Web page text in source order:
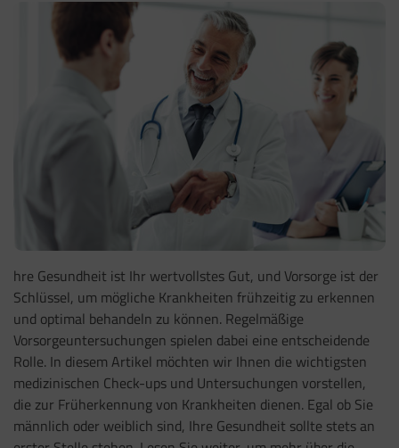
hre Gesundheit ist Ihr wertvollstes Gut, und Vorsorge ist der
Schlüssel, um mögliche Krankheiten frühzeitig zu erkennen
und optimal behandeln zu können. Regelmäßige
Vorsorgeuntersuchungen spielen dabei eine entscheidende
Rolle. In diesem Artikel möchten wir Ihnen die wichtigsten
medizinischen Check-ups und Untersuchungen vorstellen,
die zur Früherkennung von Krankheiten dienen. Egal ob Sie
männlich oder weiblich sind, Ihre Gesundheit sollte stets an